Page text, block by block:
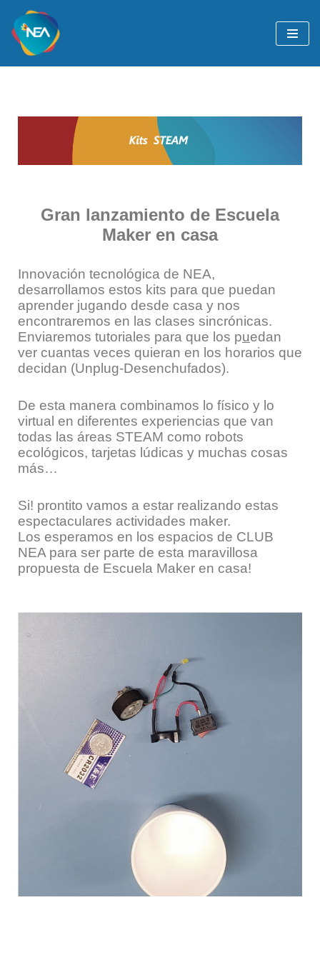
Ir
Gran lanzamiento de Escuela
Maker en casa
Innovación tecnológica de NEA,
desarrollamos estos kits para que puedan
aprender jugando desde casa y nos
encontraremos en las clases sincrónicas.
Enviaremos tutoriales para que los puedan
ver cuantas veces quieran en los horarios que
decidan (Unplug-Desenchufados).
De esta manera combinamos lo físico y lo
virtual en diferentes experiencias que van
todas las áreas STEAM como robots
ecológicos, tarjetas lúdicas y muchas cosas
más…
Si! prontito vamos a estar realizando estas
espectaculares actividades maker.
Los esperamos en los espacios de CLUB
NEA para ser parte de esta maravillosa
propuesta de Escuela Maker en casa!